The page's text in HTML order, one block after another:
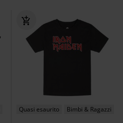
Quasi esaurito Bimbi & Ragazzi